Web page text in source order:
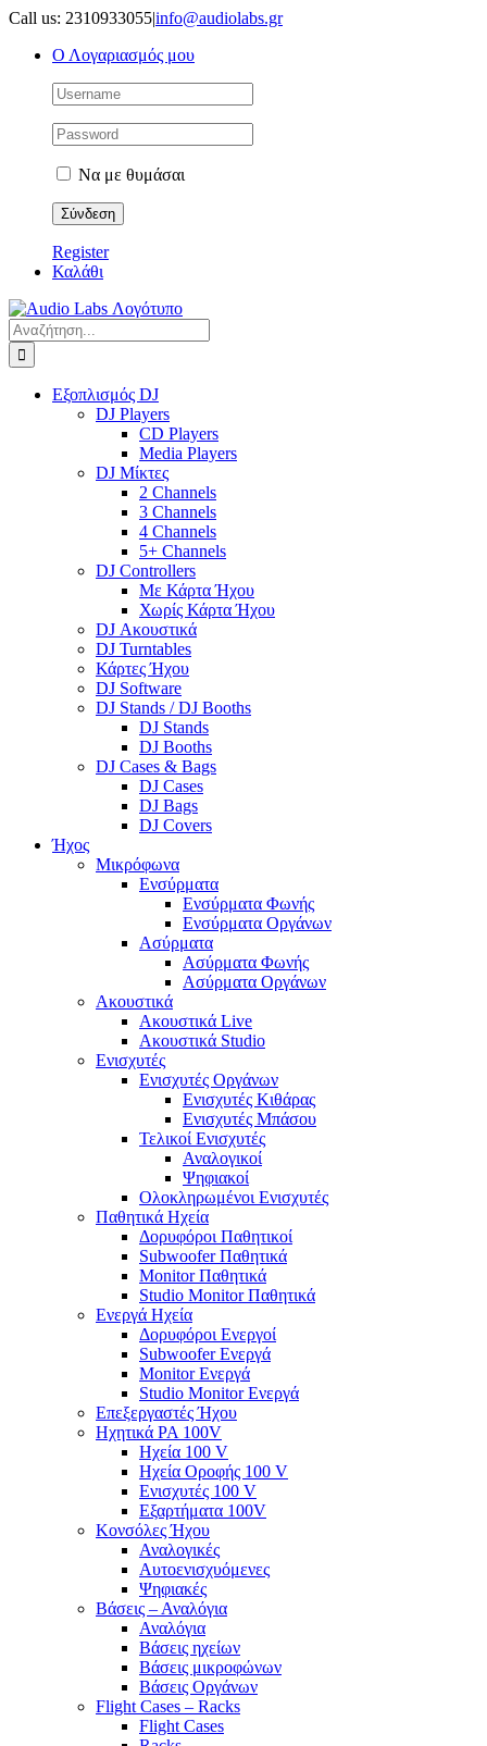
Μετάβαση
περιεχόμενο
Call us: 2310933055|info@audiolabs.gr
Ο Λογαριασμός μου
Να με θυμάσαι
Register
Καλάθι
Αναζήτηση
για:
Εξοπλισμός DJ
DJ Players
CD Players
Media Players
DJ Μίκτες
2 Channels
3 Channels
4 Channels
5+ Channels
DJ Controllers
Με Κάρτα Ήχου
Χωρίς Κάρτα Ήχου
DJ Ακουστικά
DJ Turntables
Κάρτες Ήχου
DJ Software
DJ Stands / DJ Booths
DJ Stands
DJ Booths
DJ Cases & Bags
DJ Cases
DJ Bags
DJ Covers
Ήχος
Μικρόφωνα
Ενσύρματα
Ενσύρματα Φωνής
Ενσύρματα Οργάνων
Ασύρματα
Ασύρματα Φωνής
Ασύρματα Οργάνων
Ακουστικά
Ακουστικά Live
Ακουστικά Studio
Ενισχυτές
Ενισχυτές Οργάνων
Ενισχυτές Κιθάρας
Ενισχυτές Μπάσου
Τελικοί Ενισχυτές
Αναλογικοί
Ψηφιακοί
Ολοκληρωμένοι Ενισχυτές
Παθητικά Ηχεία
Δορυφόροι Παθητικοί
Subwoofer Παθητικά
Monitor Παθητικά
Studio Monitor Παθητικά
Ενεργά Ηχεία
Δορυφόροι Ενεργοί
Subwoofer Ενεργά
Monitor Ενεργά
Studio Monitor Ενεργά
Επεξεργαστές Ήχου
Ηχητικά PA 100V
Ηχεία 100 V
Ηχεία Οροφής 100 V
Ενισχυτές 100 V
Εξαρτήματα 100V
Κονσόλες Ήχου
Αναλογικές
Αυτοενισχυόμενες
Ψηφιακές
Βάσεις – Αναλόγια
Αναλόγια
Βάσεις ηχείων
Βάσεις μικροφώνων
Βάσεις Οργάνων
Flight Cases – Racks
Flight Cases